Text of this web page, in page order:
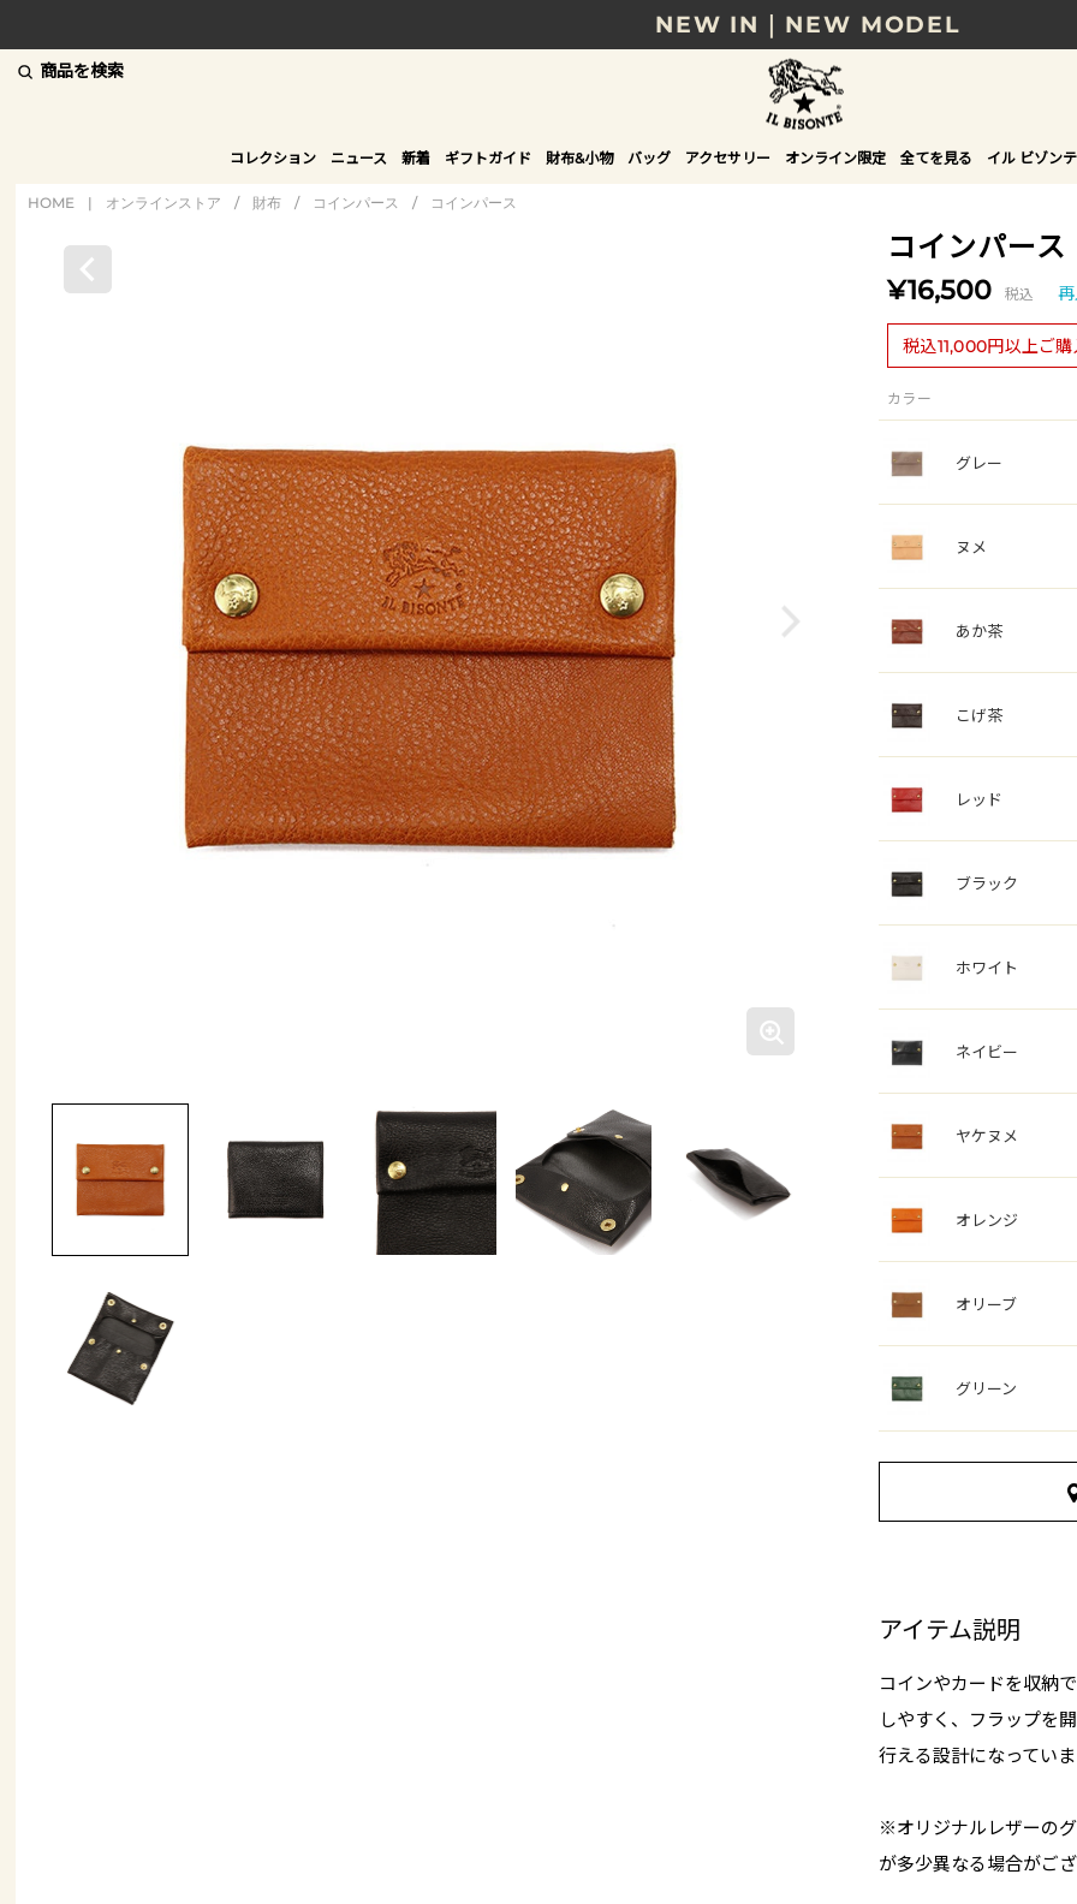
NEW IN｜NEW MODEL
8/17(月)10時まで｜税込11,000円以上で送料無
贈る相手やシーンから選べる、新しいギフトガ
NEW IN｜COLOR LEATHER
商品を検索
コレクション ニュース 新着 ギフトガイド 財布&小物 バッグ アクセサリー オンライン限定 全てを見る イル ビゾン
HOME | オンラインストア / 財布 / コインパース / コインパース
コインパース
¥16,500 税込
税込11,000円以上ご
カラー
グレー
ヌメ
あか茶
こげ茶
レッド
ブラック
ホワイト
ネイビー
ヤケヌメ
オレンジ
オリーブ
グリーン
アイテム説明
コインやカードを収納
しやすく、フラップを
行える設計になってい
※オリジナルレザーの
が多少異なる場合がご